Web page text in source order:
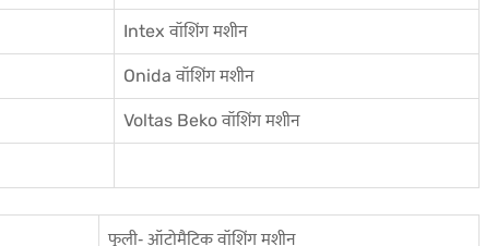
Intex वॉशिंग मशीन
Onida वॉशिंग मशीन
Voltas Beko वॉशिंग मशीन
फुली‐ ऑटोमैटिक वॉशिंग मशीन